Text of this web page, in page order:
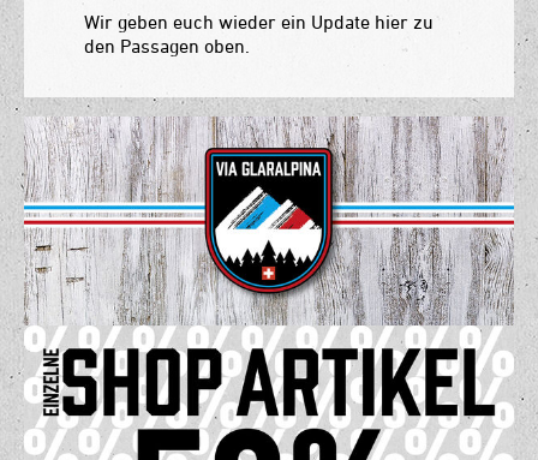
Wir geben euch wieder ein Update hier zu
den Passagen oben.